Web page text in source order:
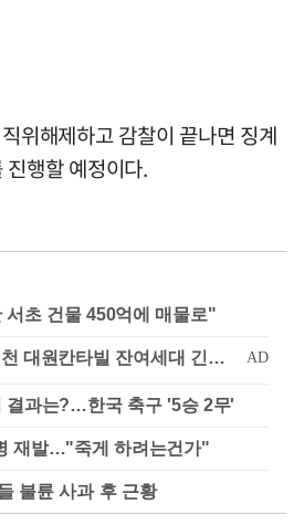
위해제하고 감찰이 끝나면 징계
행할 예정이다.
서초 건물 450억에 매물로"
결과는?…한국 축구 '5승 2무'
재발…"죽게 하려는건가"
불륜 사과 후 근황